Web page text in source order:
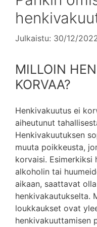
Julkaistu: 30/12/
MILLOIN
KORVAA?
Henkivakuutus ei
aiheutunut
Henkivakuutuksen
muuta poikkeusta,
korvaisi.
alkoholin tai
aikaan, saattavat
henkivakautukselta.
loukkaukset ovat
henkivakuuttamisen